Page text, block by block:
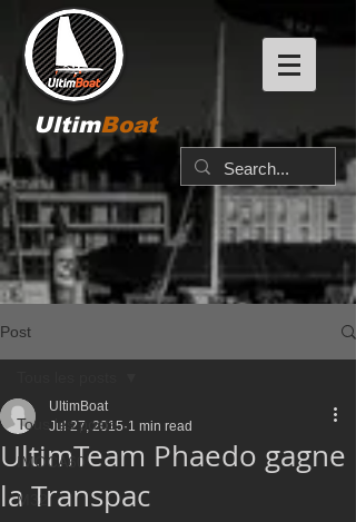
UltimBoat
Post
Tous les posts
IMOCA60
M32
UltimTeam Phaedo gagne
la Transpac
UltimBoat
Jul 27, 2015 1 min read